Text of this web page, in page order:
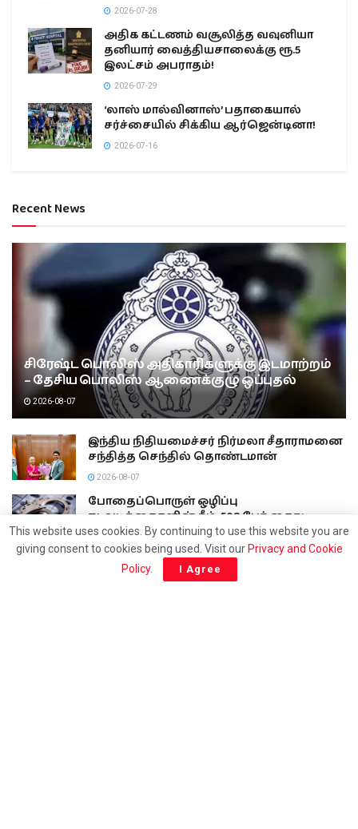
2026-07-28
அதிக கட்டணம் வசூலித்த வவுனியா
தனியார் வைத்தியசாலைக்கு ரூ.5
இலட்சம் அபராதம்!
2026-07-29
‘லாஸ் மால்வினாஸ்’ பதாகையால்
சர்ச்சையில் சிக்கிய ஆர்ஜென்டினா!
2026-07-16
Recent News
சிரேஷ்ட பொலிஸ் அதிகாரிகளுக்கு இடமாற்றம்
– தேசிய பொலிஸ் ஆணைக்குழு ஒப்புதல்
2026-08-07
இந்திய நிதியமைச்சர் நிர்மலா சீதாராமனை
சந்தித்த செந்தில் தொண்டமான்
2026-08-07
போதைப்பொருள் ஒழிப்பு
நடவடிக்கைகளின் கீழ், 508 பேர் கைது
2026-08-07
மக்களின் ஆரோக்கியத்துடன் விளையாடிய
விற்பனை நிலையம்!
This website uses cookies. By continuing to use this website you are
giving consent to cookies being used. Visit our Privacy and Cookie
Policy. I Agree